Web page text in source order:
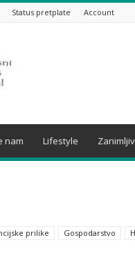
Status pretplate Account
nam Lifestyle
prilike Gospodarstvo